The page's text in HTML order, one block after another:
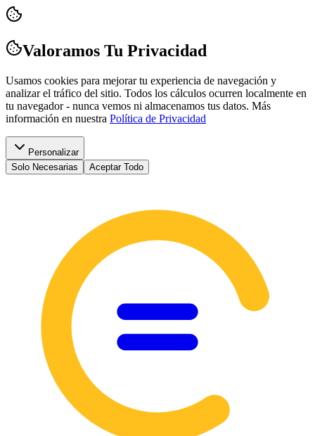
Valoramos Tu Privacidad
Usamos cookies para mejorar tu experiencia de navegación y
analizar el tráfico del sitio. Todos los cálculos ocurren localmente en
tu navegador - nunca vemos ni almacenamos tus datos. Más
información en nuestra Política de Privacidad
Personalizar
Solo Necesarias
Aceptar Todo